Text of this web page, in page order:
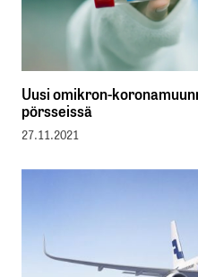
Uusi omikron-
pörsseissä
27.11.2021